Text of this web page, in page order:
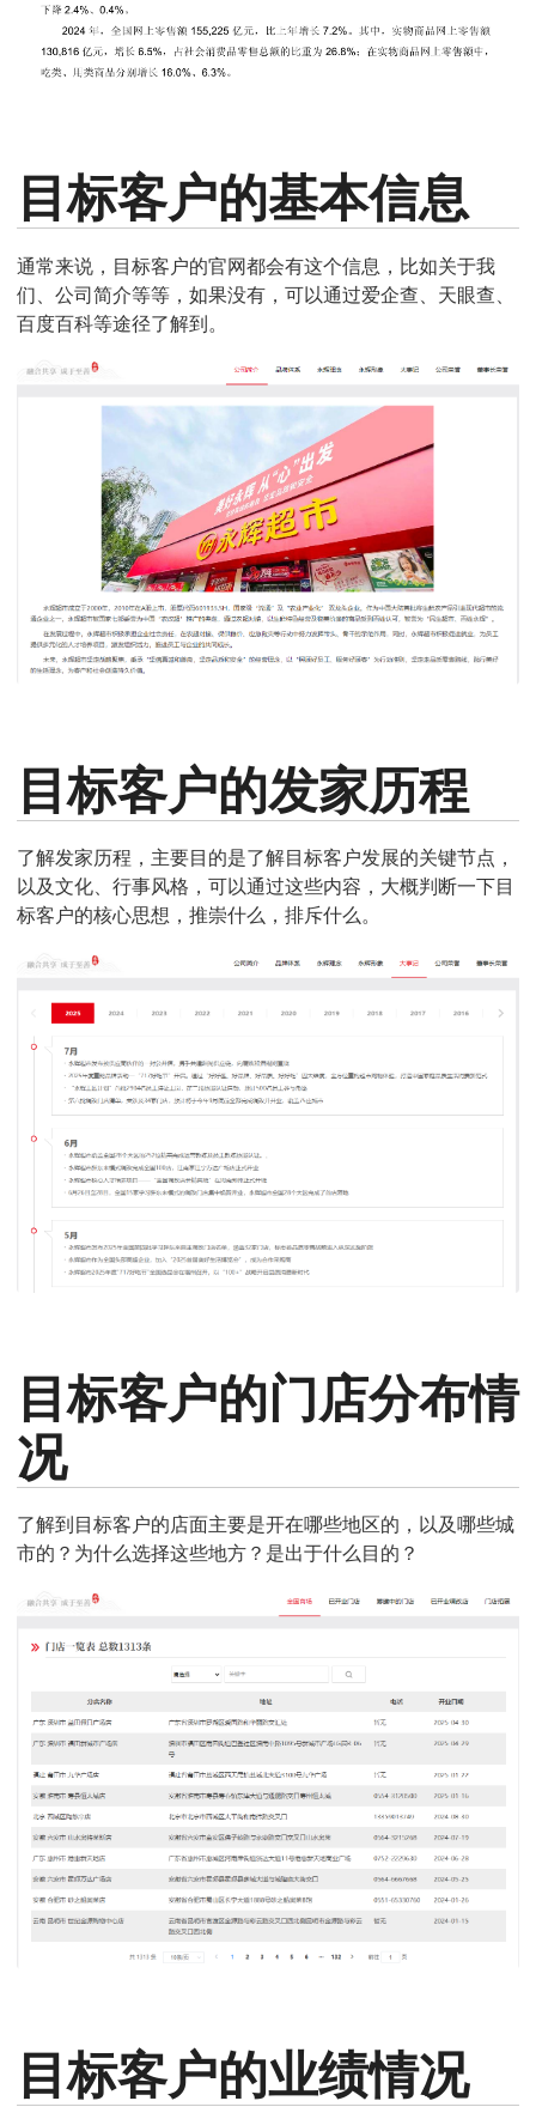
目标客户的基本信息
通常来说，目标客户的官网都会有这个信息，比如关于我
们、公司简介等等，如果没有，可以通过爱企查、天眼查、
百度百科等途径了解到。
目标客户的发家历程
了解发家历程，主要目的是了解目标客户发展的关键节点，
以及文化、行事风格，可以通过这些内容，大概判断一下目
标客户的核心思想，推崇什么，排斥什么。
目标客户的门店分布情
况
了解到目标客户的店面主要是开在哪些地区的，以及哪些城
市的？为什么选择这些地方？是出于什么目的？
目标客户的业绩情况